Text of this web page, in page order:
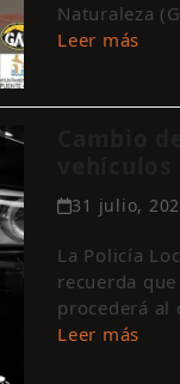
Naturaleza
Leer más
31 julio,
La Policía
recuerda
procederá al
Leer más